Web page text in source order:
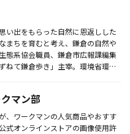
い出をもらった自然に恩返しした
まちを育むと考え、鎌倉の自然や
態系協会職員、鎌倉市広報課編集
ねて鎌倉歩き」主宰。環境省環境
マン部
、ワークマンの人気商品やおすす
式オンラインストアの画像使用許